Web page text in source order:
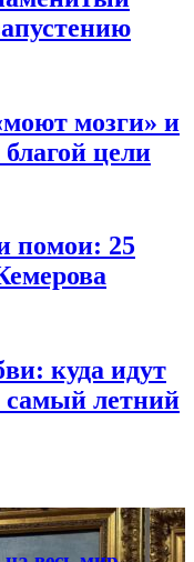
мозги» и
цели
помои: 25
куда идут
самый летний